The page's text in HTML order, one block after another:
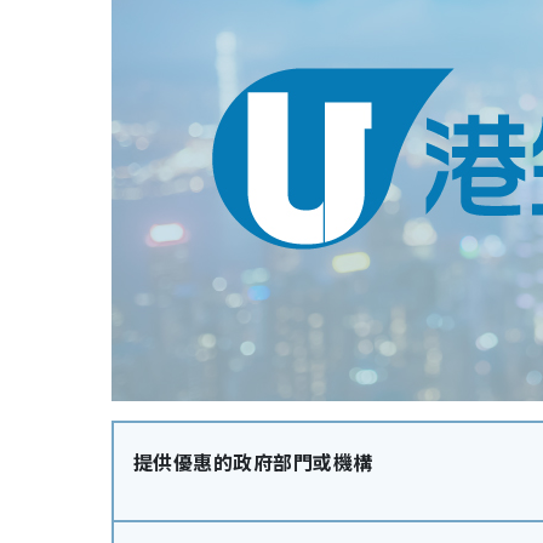
提供優惠的政府部門或機構